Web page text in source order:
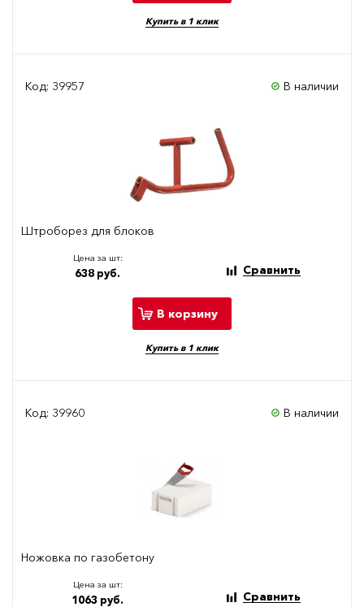
Купить в 1 клик
Код: 39957 В наличии
Штроборез для блоков
Цена за шт:
638 руб. Сравнить
В корзину
Купить в 1 клик
Код: 39960 В наличии
Ножовка по газобетону
Цена за шт:
1063 руб. Сравнить